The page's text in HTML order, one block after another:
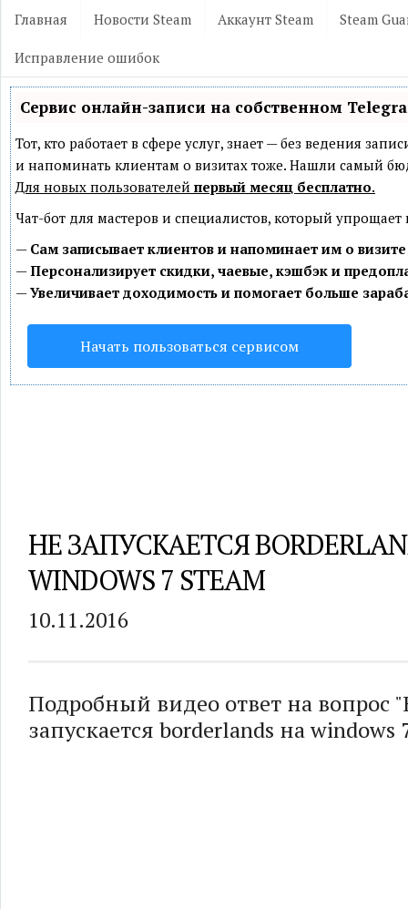
Главная Новости Steam Аккаунт Steam Steam
Исправление ошибок
Сервис онлайн-записи на собственном
Тот, кто работает в сфере услуг, знает — без ведения
и напоминать клиентам о визитах тоже. Нашли самый
Для новых пользователей первый месяц бесплатно.
Чат-бот для мастеров и специалистов, который
— Сам записывает клиентов и напоминает им о
—Персонализирует скидки, чаевые, кэшбэк и
—Увеличивает доходимость и помогает больше
Начать пользоваться сервисом
НЕ ЗАПУСКАЕТСЯ
WINDOWS 7 STEAM
10.11.2016
Подробный видео ответ на вопрос
запускается borderlands на windows